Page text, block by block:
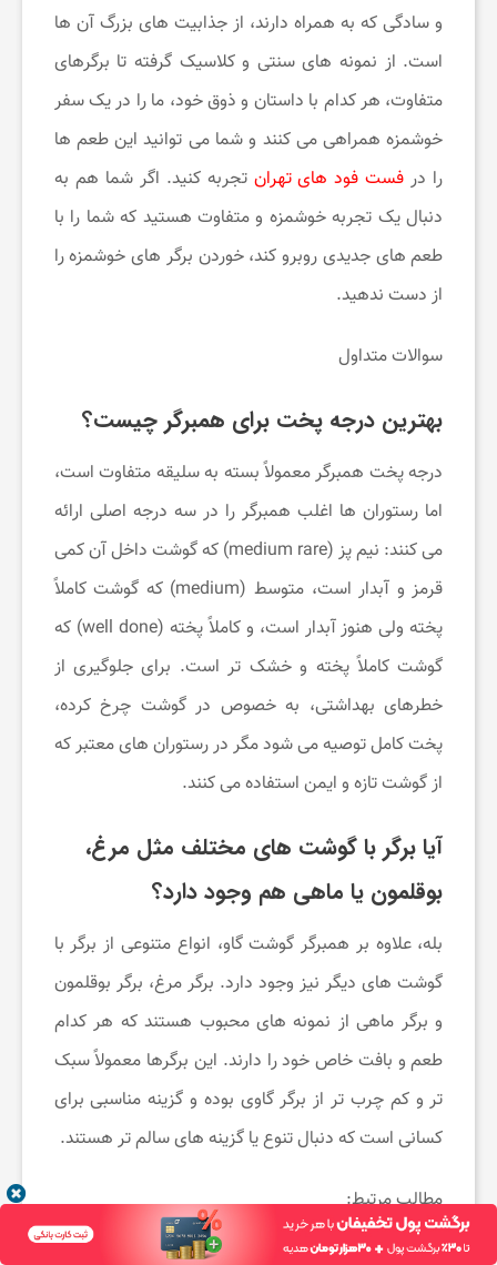
و سادگی که به همراه دارند، از جذابیت‌ های بزرگ آن ها
است. از نمونه ‌های سنتی و کلاسیک گرفته تا برگرهای
متفاوت، هر کدام با داستان و ذوق خود، ما را در یک سفر
خوشمزه همراهی می ‌کنند و شما می توانید این طعم ها
را در فست فود های تهران تجربه کنید. اگر شما هم به
دنبال یک تجربه خوشمزه و متفاوت هستید که شما را با
طعم‌ های جدیدی روبرو کند، خوردن برگر های خوشمزه را
از دست ندهید.
سوالات متداول
بهترین درجه پخت برای همبرگر چیست؟
درجه پخت همبرگر معمولاً بسته به سلیقه متفاوت است،
اما رستوران‌ ها اغلب همبرگر را در سه درجه اصلی ارائه
می‌ کنند: نیم ‌پز (medium rare) که گوشت داخل آن کمی
قرمز و آبدار است، متوسط (medium) که گوشت کاملاً
پخته ولی هنوز آبدار است، و کاملاً پخته (well done) که
گوشت کاملاً پخته و خشک ‌تر است. برای جلوگیری از
خطرهای بهداشتی، به خصوص در گوشت چرخ‌ کرده،
پخت کامل توصیه می ‌شود مگر در رستوران‌ های معتبر که
از گوشت تازه و ایمن استفاده می ‌کنند.
آیا برگر با گوشت ‌های مختلف مثل مرغ،
بوقلمون یا ماهی هم وجود دارد؟
بله، علاوه بر همبرگر گوشت گاو، انواع متنوعی از برگر با
گوشت ‌های دیگر نیز وجود دارد. برگر مرغ، برگر بوقلمون
و برگر ماهی از نمونه‌ های محبوب هستند که هر کدام
طعم و بافت خاص خود را دارند. این برگرها معمولاً سبک‌
تر و کم ‌چرب ‌تر از برگر گاوی بوده و گزینه مناسبی برای
کسانی است که دنبال تنوع یا گزینه ‌های سالم ‌تر هستند.
مطالب مرتبط: